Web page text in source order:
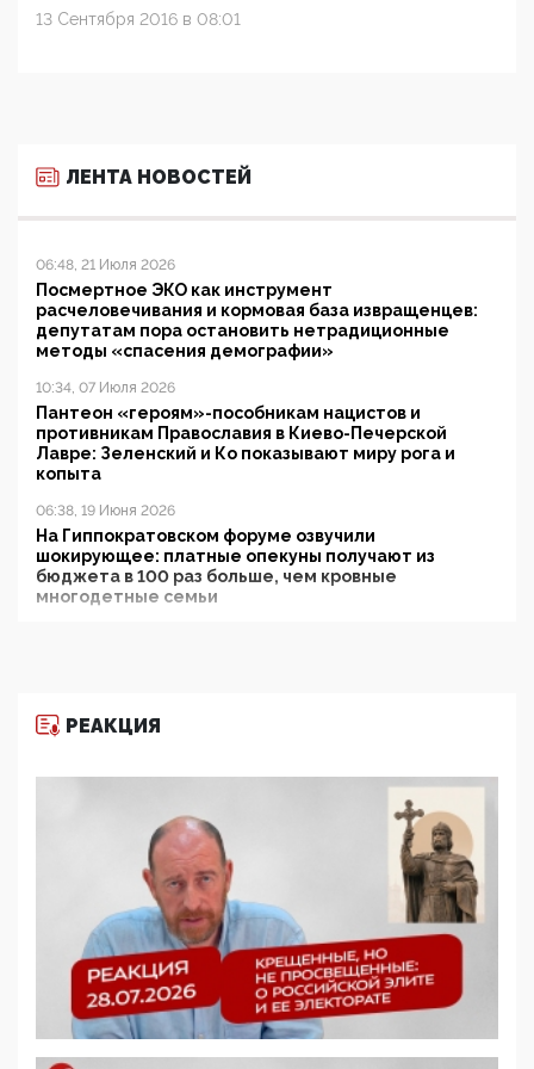
13 Сентября 2016 в 08:01
ЛЕНТА НОВОСТЕЙ
06:48, 21 Июля 2026
Посмертное ЭКО как инструмент
расчеловечивания и кормовая база извращенцев:
депутатам пора остановить нетрадиционные
методы «спасения демографии»
10:34, 07 Июля 2026
Пантеон «героям»-пособникам нацистов и
противникам Православия в Киево-Печерской
Лавре: Зеленский и Ко показывают миру рога и
копыта
06:38, 19 Июня 2026
На Гиппократовском форуме озвучили
шокирующее: платные опекуны получают из
бюджета в 100 раз больше, чем кровные
многодетные семьи
11:53, 09 Июня 2026
деятельность ИИТО ЮНЕСКО в России, но
цифроглобалисты продолжают определять
повестку в образовании
09:43, 01 Июня 2026
5G за счет здоровья граждан: Минцифры намерено
отобрать у регионов и муниципалитетов право
защищать жилые дома и социальные объекты от
05:58, 26 Мая 2026
Роскомнадзор освободили от борца с
деструктивным и опасным контентом
07:39, 25 Мая 2026
РЕАКЦИЯ